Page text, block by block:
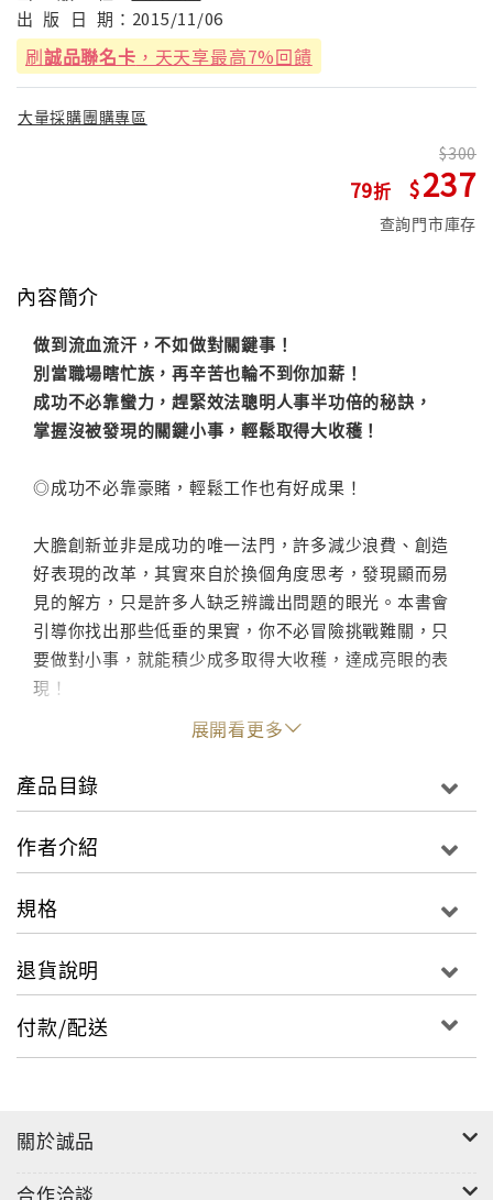
出 版 日 期： 2015/11/06
刷誠品聯名卡 ，天天享最高7%回饋
大量採購團購專區
79
300
237
查詢門市庫存
內容簡介
做到流血流汗，不如做對關鍵事！
別當職場瞎忙族，再辛苦也輪不到你加薪！
成功不必靠蠻力，趕緊效法聰明人事半功倍的秘訣，
掌握沒被發現的關鍵小事，輕鬆取得大收穫！
◎成功不必靠豪賭，輕鬆工作也有好成果！
大膽創新並非是成功的唯一法門，許多減少浪費、創造
好表現的改革，其實來自於換個角度思考，發現顯而易
見的解方，只是許多人缺乏辨識出問題的眼光。本書會
引導你找出那些低垂的果實，你不必冒險挑戰難關，只
要做對小事，就能積少成多取得大收穫，達成亮眼的表
現！
◎戳破辛苦工作的迷思，做對事才是關鍵！
管理學大師彼得．杜拉克（Peter Drucker）曾說：
做的事。」本書會帶領你找出職場上不必要的流程，破
昇表現的環節。專做對的事情，工作自然輕鬆無比！
◎最簡單易懂、迅速上手的職場攻略！
市面上有太多複雜艱澀的工作術指南，看似厲害卻難以
在職場上實踐。本書以風趣卻不失專業的筆鋒，整理出
效率地提昇績效。
展開看更多
產品目錄
作者介紹
規格
退貨說明
付款/配送
關於誠品
合作洽談